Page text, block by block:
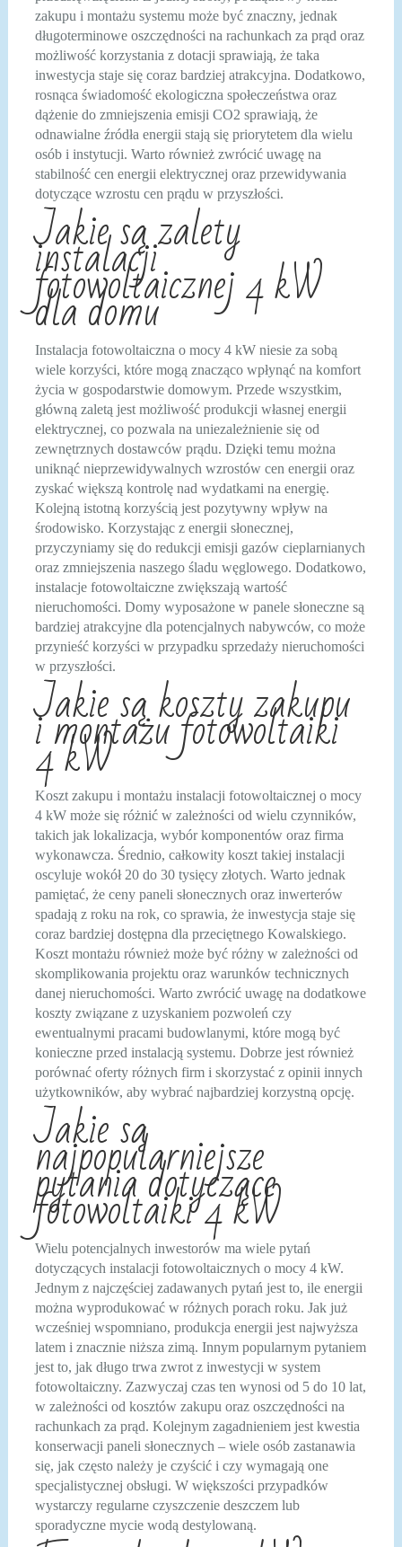
zakupu i montażu systemu może być znaczny, jednak
długoterminowe oszczędności na rachunkach za prąd oraz
możliwość korzystania z dotacji sprawiają, że taka
inwestycja staje się coraz bardziej atrakcyjna. Dodatkowo,
rosnąca świadomość ekologiczna społeczeństwa oraz
dążenie do zmniejszenia emisji CO2 sprawiają, że
odnawialne źródła energii stają się priorytetem dla wielu
osób i instytucji. Warto również zwrócić uwagę na
stabilność cen energii elektrycznej oraz przewidywania
dotyczące wzrostu cen prądu w przyszłości.
Jakie są zalety
instalacji
fotowoltaicznej 4 kW
dla domu
Instalacja fotowoltaiczna o mocy 4 kW niesie za sobą
wiele korzyści, które mogą znacząco wpłynąć na komfort
życia w gospodarstwie domowym. Przede wszystkim,
główną zaletą jest możliwość produkcji własnej energii
elektrycznej, co pozwala na uniezależnienie się od
zewnętrznych dostawców prądu. Dzięki temu można
uniknąć nieprzewidywalnych wzrostów cen energii oraz
zyskać większą kontrolę nad wydatkami na energię.
Kolejną istotną korzyścią jest pozytywny wpływ na
środowisko. Korzystając z energii słonecznej,
przyczyniamy się do redukcji emisji gazów cieplarnianych
oraz zmniejszenia naszego śladu węglowego. Dodatkowo,
instalacje fotowoltaiczne zwiększają wartość
nieruchomości. Domy wyposażone w panele słoneczne są
bardziej atrakcyjne dla potencjalnych nabywców, co może
przynieść korzyści w przypadku sprzedaży nieruchomości
w przyszłości.
Jakie są koszty zakupu
i montażu fotowoltaiki
4 kW
Koszt zakupu i montażu instalacji fotowoltaicznej o mocy
4 kW może się różnić w zależności od wielu czynników,
takich jak lokalizacja, wybór komponentów oraz firma
wykonawcza. Średnio, całkowity koszt takiej instalacji
oscyluje wokół 20 do 30 tysięcy złotych. Warto jednak
pamiętać, że ceny paneli słonecznych oraz inwerterów
spadają z roku na rok, co sprawia, że inwestycja staje się
coraz bardziej dostępna dla przeciętnego Kowalskiego.
Koszt montażu również może być różny w zależności od
skomplikowania projektu oraz warunków technicznych
danej nieruchomości. Warto zwrócić uwagę na dodatkowe
koszty związane z uzyskaniem pozwoleń czy
ewentualnymi pracami budowlanymi, które mogą być
konieczne przed instalacją systemu. Dobrze jest również
porównać oferty różnych firm i skorzystać z opinii innych
użytkowników, aby wybrać najbardziej korzystną opcję.
Jakie są
najpopularniejsze
pytania dotyczące
fotowoltaiki 4 kW
Wielu potencjalnych inwestorów ma wiele pytań
dotyczących instalacji fotowoltaicznych o mocy 4 kW.
Jednym z najczęściej zadawanych pytań jest to, ile energii
można wyprodukować w różnych porach roku. Jak już
wcześniej wspomniano, produkcja energii jest najwyższa
latem i znacznie niższa zimą. Innym popularnym pytaniem
jest to, jak długo trwa zwrot z inwestycji w system
fotowoltaiczny. Zazwyczaj czas ten wynosi od 5 do 10 lat,
w zależności od kosztów zakupu oraz oszczędności na
rachunkach za prąd. Kolejnym zagadnieniem jest kwestia
konserwacji paneli słonecznych – wiele osób zastanawia
się, jak często należy je czyścić i czy wymagają one
specjalistycznej obsługi. W większości przypadków
wystarczy regularne czyszczenie deszczem lub
sporadyczne mycie wodą destylowaną.